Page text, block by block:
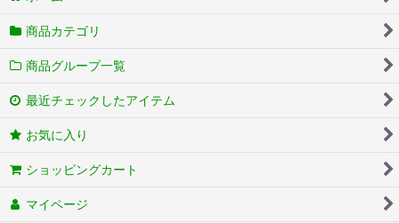
商品カテゴリ
商品グループ一覧
最近チェックしたアイテム
お気に入り
ショッピングカート
マイページ